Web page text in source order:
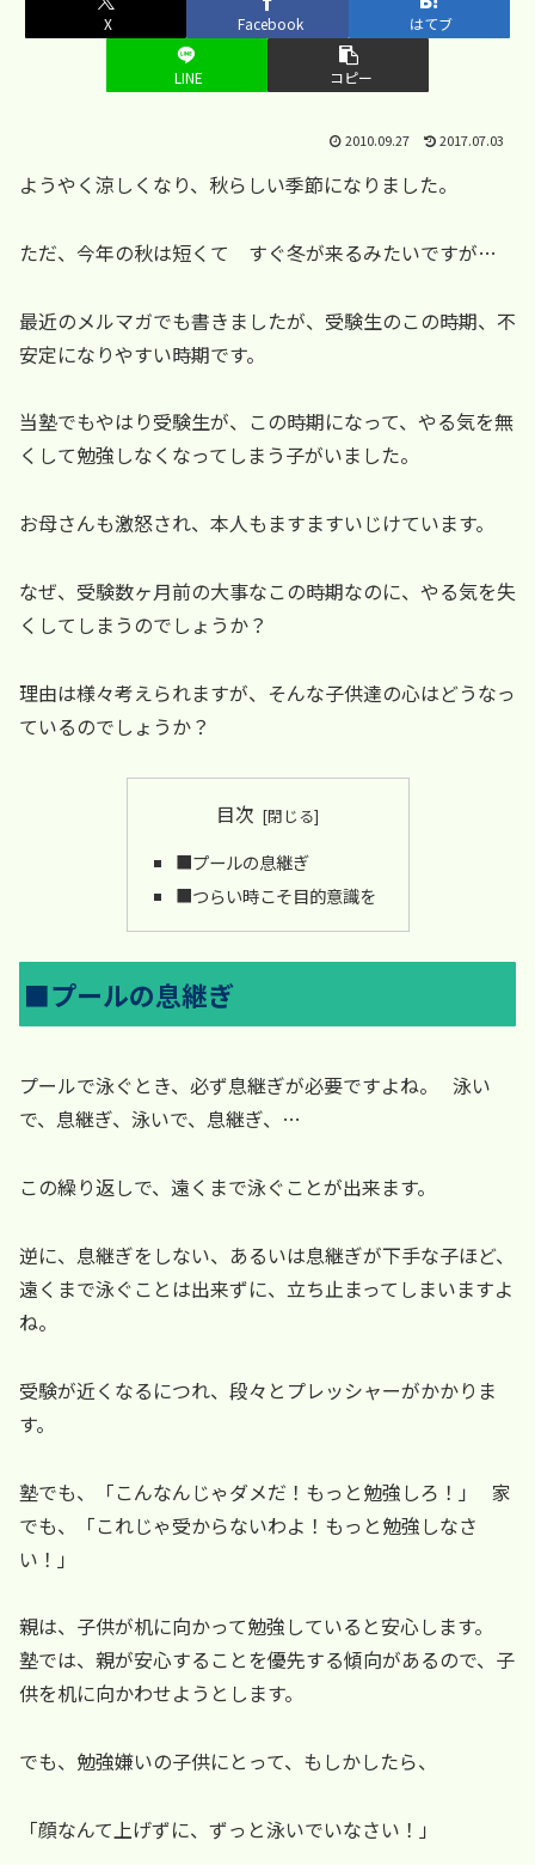
X Facebook はてブ
LINE コピー
2010.09.27 2017.07.03
ようやく涼しくなり、秋らしい季節になりました。
ただ、今年の秋は短くて すぐ冬が来るみたいですが…
最近のメルマガでも書きましたが、受験生のこの時期、不
安定になりやすい時期です。
当塾でもやはり受験生が、この時期になって、やる気を無
くして勉強しなくなってしまう子がいました。
お母さんも激怒され、本人もますますいじけています。
なぜ、受験数ヶ月前の大事なこの時期なのに、やる気を失
くしてしまうのでしょうか？
理由は様々考えられますが、そんな子供達の心はどうなっ
ているのでしょうか？
目次
■プールの息継ぎ
■つらい時こそ目的意識を
■プールの息継ぎ
プールで泳ぐとき、必ず息継ぎが必要ですよね。 泳い
で、息継ぎ、泳いで、息継ぎ、…
この繰り返しで、遠くまで泳ぐことが出来ます。
逆に、息継ぎをしない、あるいは息継ぎが下手な子ほど、
遠くまで泳ぐことは出来ずに、立ち止まってしまいますよ
ね。
受験が近くなるにつれ、段々とプレッシャーがかかりま
す。
塾でも、「こんなんじゃダメだ！もっと勉強しろ！」 家
でも、「これじゃ受からないわよ！もっと勉強しなさ
い！」
親は、子供が机に向かって勉強していると安心します。
塾では、親が安心することを優先する傾向があるので、子
供を机に向かわせようとします。
でも、勉強嫌いの子供にとって、もしかしたら、
「顔なんて上げずに、ずっと泳いでいなさい！」